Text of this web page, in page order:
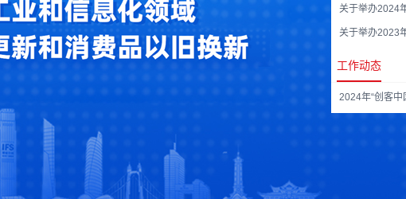
关于举办2024
关于举办2023
工作动态
2024年“创客中